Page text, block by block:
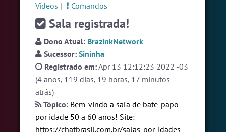
🎁 Promoção 🛍 Crie seu Chat e Rádio 📻
com Site e Chat Bot 🤖 de Pedidos
English Português Español © 2018 Brazink
Vídeos | Comandos
Sala registrada!
Dono Atual: BrazinkNetwork
Sucessor: Sininha
Registrado em:Apr 13 12:12:23 2022 -03
(4 anos, 119 dias, 19 horas, 17 minutos
atrás)
Tópico: Bem-vindo a sala de bate-papo
por idade 50 a 60 anos! Site:
https://chatbrasil.com.br/salas-por-idades